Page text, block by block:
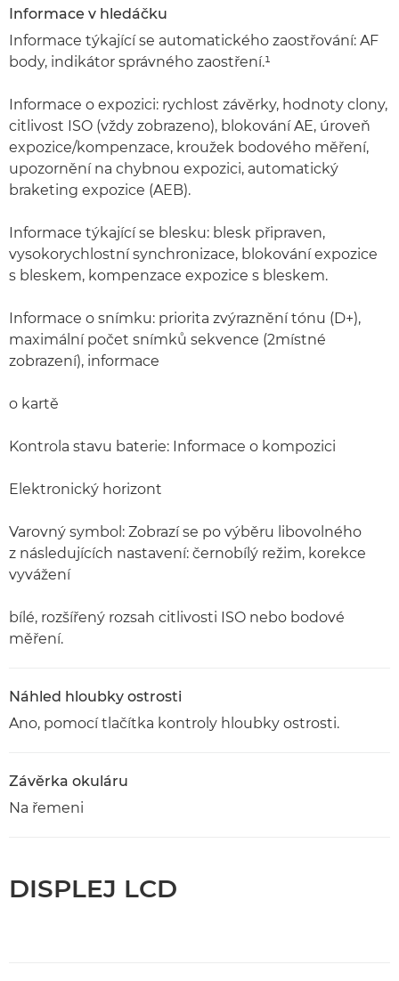
Informace v hledáčku
Informace týkající se automatického zaostřování: AF
body, indikátor správného zaostření.¹
Informace o expozici: rychlost závěrky, hodnoty clony,
citlivost ISO (vždy zobrazeno), blokování AE, úroveň
expozice/kompenzace, kroužek bodového měření,
upozornění na chybnou expozici, automatický
braketing expozice (AEB).
Informace týkající se blesku: blesk připraven,
vysokorychlostní synchronizace, blokování expozice
s bleskem, kompenzace expozice s bleskem.
Informace o snímku: priorita zvýraznění tónu (D+),
maximální počet snímků sekvence (2místné
zobrazení), informace
o kartě
Kontrola stavu baterie: Informace o kompozici
Elektronický horizont
Varovný symbol: Zobrazí se po výběru libovolného
z následujících nastavení: černobílý režim, korekce
vyvážení
bílé, rozšířený rozsah citlivosti ISO nebo bodové
měření.
Náhled hloubky ostrosti
Ano, pomocí tlačítka kontroly hloubky ostrosti.
Závěrka okuláru
Na řemeni
DISPLEJ LCD